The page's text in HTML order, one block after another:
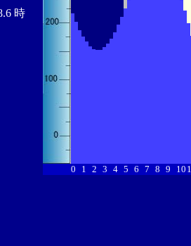
時
0 1 2 3 4 5 6 7 8 9 10